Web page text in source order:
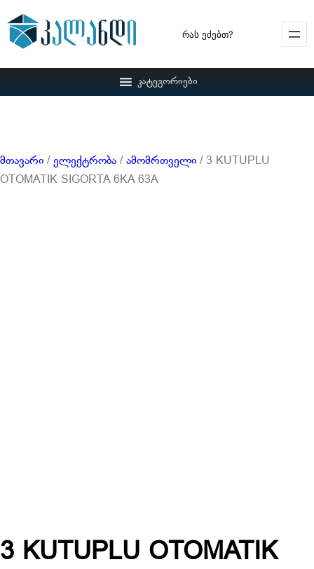
Search
კატეგორიები
მთავარი / ელექტრობა / ამომრთველი / 3 KUTUPLU
OTOMATIK SIGORTA 6KA 63A
3 KUTUPLU OTOMATIK